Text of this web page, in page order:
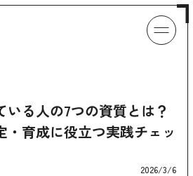
る人の7つの資質とは？
・育成に役立つ実践チェッ
2026/3/6